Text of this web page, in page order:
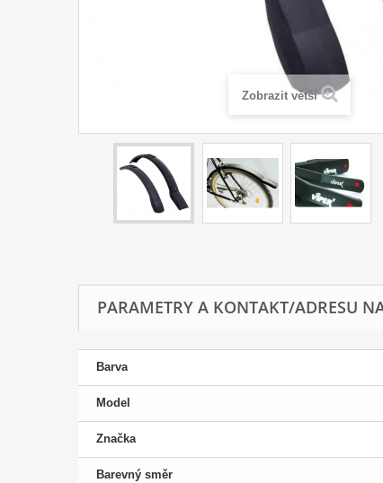
Zobrazit větší
PARAMETRY A KONTAKT/ADRESU
Barva
Model
Značka
Barevný směr